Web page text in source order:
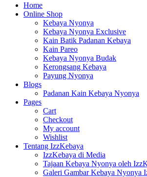
Home
Online Shop
Kebaya Nyonya
Kebaya Nyonya Exclusive
Kain Batik Padanan Kebaya
Kain Pareo
Kebaya Nyonya Budak
Kerongsang Kebaya
Payung Nyonya
Blogs
Padanan Kain Kebaya Nyonya
Pages
Cart
Checkout
My account
Wishlist
Tentang IzzKebaya
IzzKebaya di Media
Tajaan Kebaya Nyonya oleh
Galeri Gambar Kebaya Nyonya